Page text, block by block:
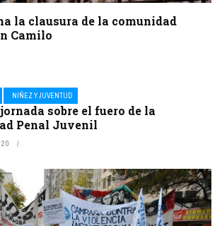
la clausura de la comunidad
Camilo
NIÑEZ Y JUVENTUD
sobre el fuero de la
Penal Juvenil